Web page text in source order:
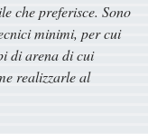
che preferisce. Sono
minimi, per cui
di arena di cui
realizzarle al